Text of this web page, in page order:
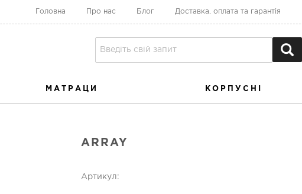
Головна Про нас Блог Доставка, оплата та гарантія
МАТРАЦИ КОРПУСНІ
ARRAY
Артикул: